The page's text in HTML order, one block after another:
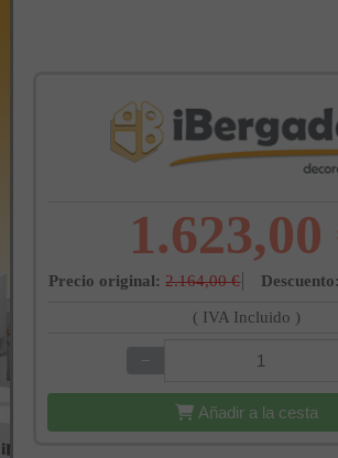
1.623,00
Precio original: 2.164,00 € Descuento:
( IVA Incluido )
−
Añadir a la cesta